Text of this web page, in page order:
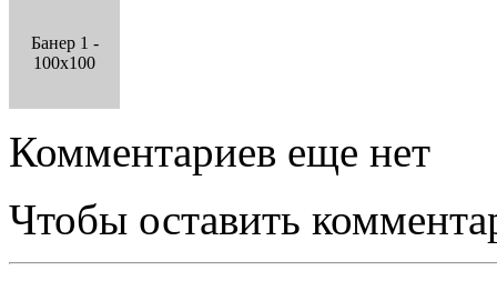
Банер 1 -
100x100
Комментариев еще нет
Чтобы оставить